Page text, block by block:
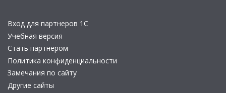
Вход для партнеров 1С
Учебная версия
Стать партнером
Политика конфиденциальности
Замечания по сайту
Другие сайты